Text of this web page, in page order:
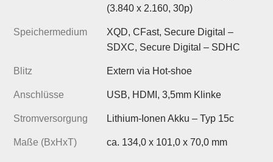
(3.840 x 2.160, 30p)
Speichermedium
XQD, CFast, Secure Digital –
SDXC, Secure Digital – SDHC
Blitz Extern via Hot-shoe
Anschlüsse USB, HDMI, 3,5mm Klinke
Stromversorgung Lithium-Ionen Akku – Typ 15c
Maße (BxHxT) ca. 134,0 x 101,0 x 70,0 mm